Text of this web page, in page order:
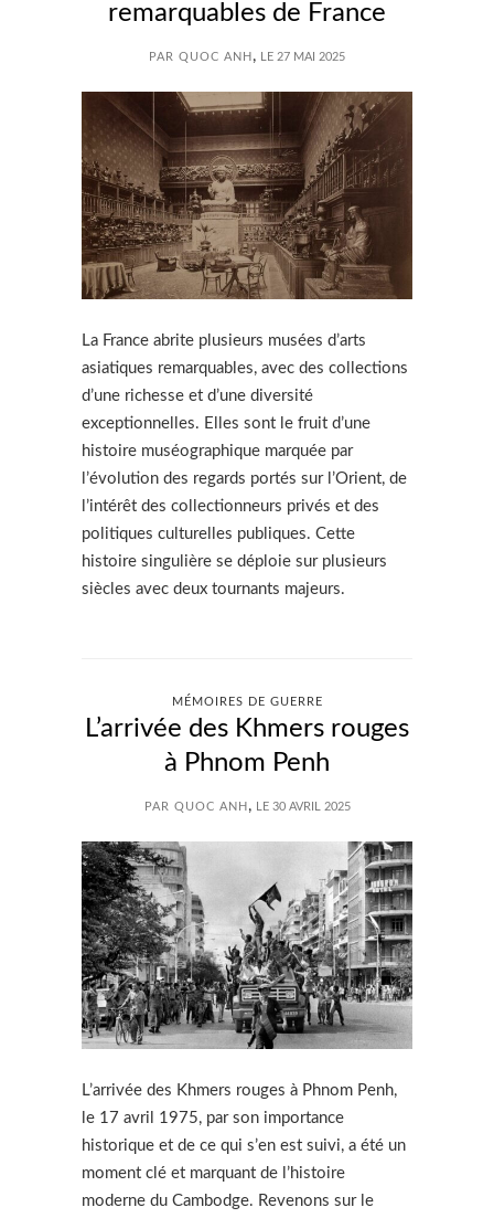
remarquables de France
PAR QUOC ANH , LE 27 MAI 2025
La France abrite plusieurs musées d’arts
asiatiques remarquables, avec des collections
d’une richesse et d’une diversité
exceptionnelles. Elles sont le fruit d’une
histoire muséographique marquée par
l’évolution des regards portés sur l’Orient, de
l’intérêt des collectionneurs privés et des
politiques culturelles publiques. Cette
histoire singulière se déploie sur plusieurs
siècles avec deux tournants majeurs.
MÉMOIRES DE GUERRE
L’arrivée des Khmers rouges
à Phnom Penh
PAR QUOC ANH , LE 30 AVRIL 2025
L’arrivée des Khmers rouges à Phnom Penh,
le 17 avril 1975, par son importance
historique et de ce qui s’en est suivi, a été un
moment clé et marquant de l’histoire
moderne du Cambodge. Revenons sur le